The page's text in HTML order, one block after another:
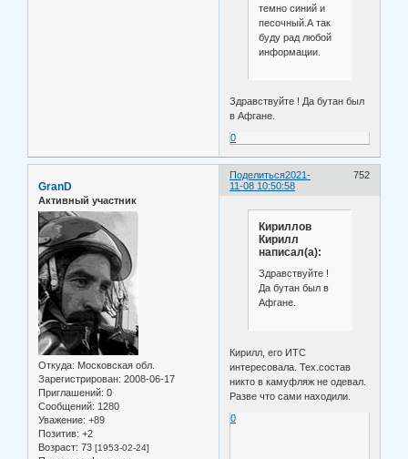
темно синий и
песочный.А так
буду рад любой
информации.
Здравствуйте ! Да бутан был
в Афгане.
0
Поделиться 752
2021-
11-08 10:50:58
GranD
Активный участник
Откуда: Московская обл.
Зарегистрирован: 2008-06-17
Приглашений: 0
Сообщений: 1280
Уважение: +89
Позитив: +2
Возраст: 73 [1953-02-24]
Кириллов
Кирилл
написал(а):
Здравствуйте !
Да бутан был в
Афгане.
Кирилл, его ИТС
интересовала. Тех.состав
никто в камуфляж не одевал.
Разве что сами находили.
0